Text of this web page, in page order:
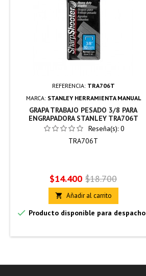
REFERENCIA: TRA706T
MARCA: STANLEY HERRAMIENTA MANUAL
GRAPA TRABAJO PESADO 3/8 PARA
ENGRAPADORA STANLEY TRA706T
Reseña(s): 0
TRA706T
Precio
$14.400 Precio
base
$18.700
 Añadir al carrito
 Producto disponible para despacho